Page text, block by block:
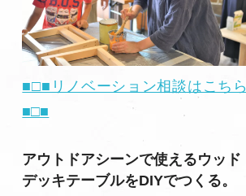
■□■リノベーション相談はこちら
■□■
アウトドアシーンで使えるウッド
デッキテーブルをDIYでつくる。